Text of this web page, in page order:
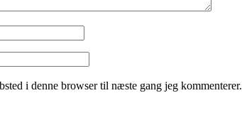
i denne browser til næste gang jeg kommenterer.